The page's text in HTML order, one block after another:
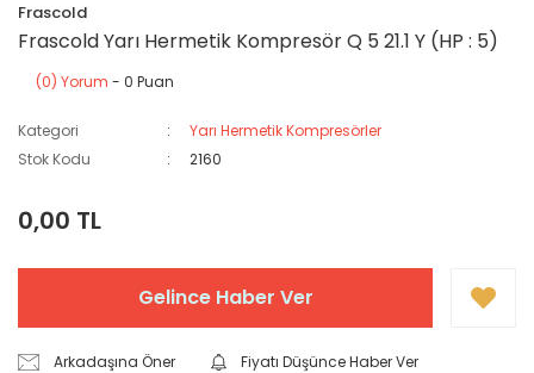
Frascold
Frascold Yarı Hermetik Kompresör Q 5 21.1 Y (HP : 5)
(0) Yorum - 0 Puan
Kategori
Yarı Hermetik Kompresörler
Stok Kodu
2160
0,00 TL
Gelince Haber Ver
Arkadaşına Öner
Fiyatı Düşünce Haber Ver